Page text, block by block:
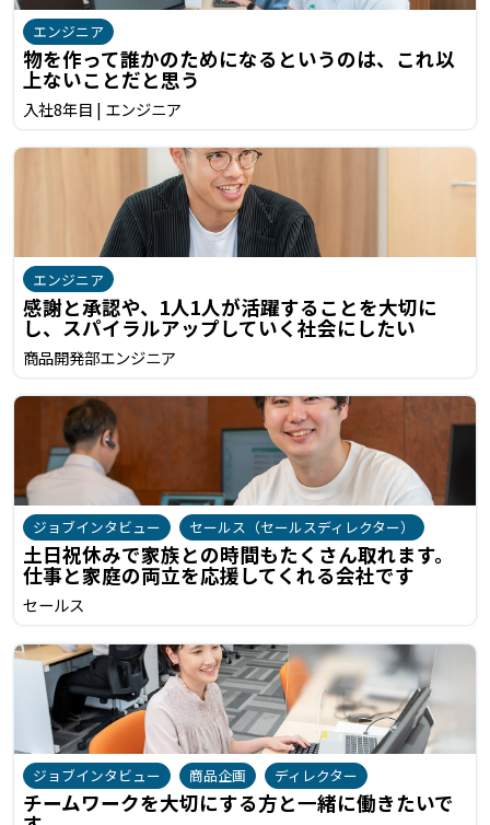
エンジニア
物を作って誰かのためになるというのは、これ以
上ないことだと思う
入社8年目 | エンジニア
エンジニア
感謝と承認や、1人1人が活躍することを大切に
し、スパイラルアップしていく社会にしたい
商品開発部エンジニア
ジョブインタビュー セールス（セールスディレクター）
土日祝休みで家族との時間もたくさん取れます。
仕事と家庭の両立を応援してくれる会社です
セールス
ジョブインタビュー 商品企画 ディレクター
チームワークを大切にする方と一緒に働きたいで